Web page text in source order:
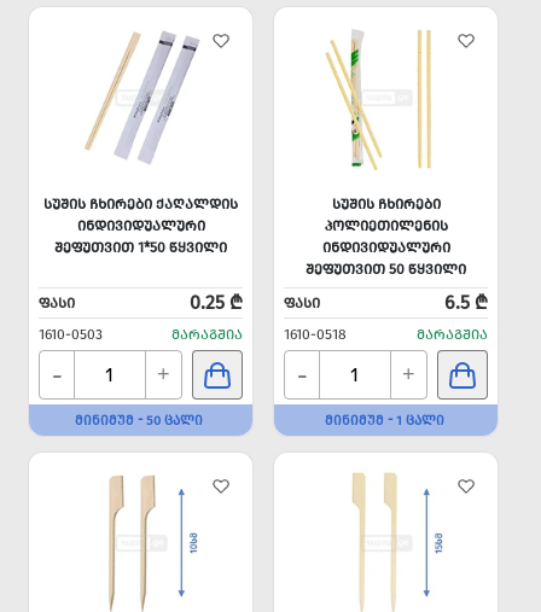
ᲡᲣᲨᲘᲡ ᲩᲮᲘᲠᲔᲑᲘ ᲥᲐᲦᲐᲚᲓᲘᲡ
ᲘᲜᲓᲘᲕᲘᲓᲣᲐᲚᲣᲠᲘ
ᲨᲔᲤᲣᲗᲕᲘᲗ 1*50 ᲬᲧᲕᲘᲚᲘ
ᲤᲐᲡᲘ 0.25 ₾
1610-0503 ᲛᲐᲠᲐᲒᲨᲘᲐ
- +
ᲛᲘᲜᲘᲛᲣᲛ - 50 ᲪᲐᲚᲘ
ᲡᲣᲨᲘᲡ ᲩᲮᲘᲠᲔᲑᲘ
ᲞᲝᲚᲘᲔᲗᲘᲚᲔᲜᲘᲡ
ᲘᲜᲓᲘᲕᲘᲓᲣᲐᲚᲣᲠᲘ
ᲨᲔᲤᲣᲗᲕᲘᲗ 50 ᲬᲧᲕᲘᲚᲘ
ᲤᲐᲡᲘ
6.5 ₾
1610-0518 ᲛᲐᲠᲐᲒᲨᲘᲐ
- +
ᲛᲘᲜᲘᲛᲣᲛ - 1 ᲪᲐᲚᲘ